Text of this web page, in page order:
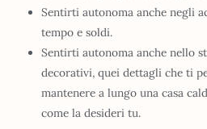
Sentirti autonoma anche negli
tempo e soldi.
Sentirti autonoma anche nello
decorativi, quei dettagli che ti
mantenere a lungo una casa
come la desideri tu.